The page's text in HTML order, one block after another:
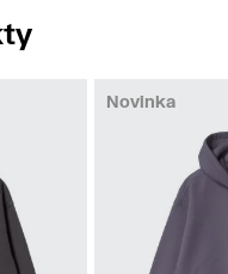
Novinka